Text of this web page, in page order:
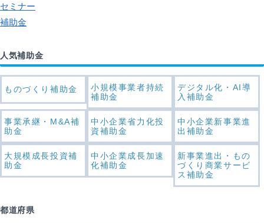
セミナー
補助金
人気補助金
ものづくり補助金
小規模事業者持続
補助金
デジタル化・AI導
入補助金
事業承継・M&A補
助金
中小企業省力化投
資補助金
中小企業新事業進
出補助金
大規模成長投資補
助金
中小企業成長加速
化補助金
新事業進出・もの
づくり商業サービ
ス補助金
都道府県